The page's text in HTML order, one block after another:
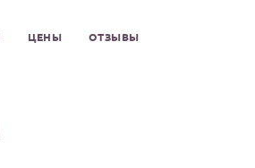
ЦЕНЫ ОТЗЫВЫ